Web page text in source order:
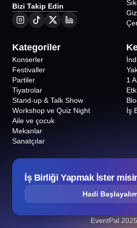
Bizi Takip Edin
Kategoriler
Konserler
Festivaller
Partiler
Tiyatrolar
Stand-up & Talk Show
Workshop ve Quiz Night
Aile ve çocuk
Mekanlar
Sanatçılar
1
İş
İş Birliği Yapmak İster
Hadi
EventPal 2025